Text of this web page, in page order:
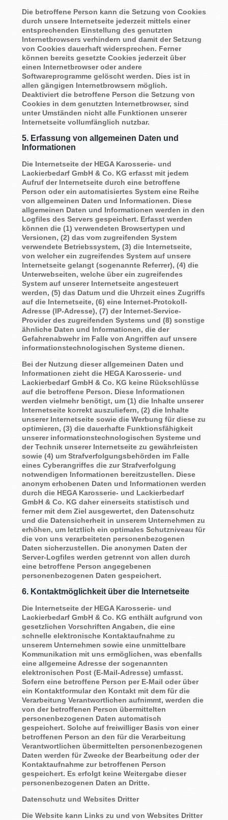
Die betroffene Person kann die Setzung von Cookies
durch unsere Internetseite jederzeit mittels einer
entsprechenden Einstellung des genutzten
Internetbrowsers verhindern und damit der Setzung
von Cookies dauerhaft widersprechen. Ferner
können bereits gesetzte Cookies jederzeit über
einen Internetbrowser oder andere
Softwareprogramme gelöscht werden. Dies ist in
allen gängigen Internetbrowsern möglich.
Deaktiviert die betroffene Person die Setzung von
Cookies in dem genutzten Internetbrowser, sind
unter Umständen nicht alle Funktionen unserer
Internetseite vollumfänglich nutzbar.
5. Erfassung von allgemeinen Daten und
Informationen
Die Internetseite der HEGA Karosserie- und
Lackierbedarf GmbH & Co. KG erfasst mit jedem
Aufruf der Internetseite durch eine betroffene
Person oder ein automatisiertes System eine Reihe
von allgemeinen Daten und Informationen. Diese
allgemeinen Daten und Informationen werden in den
Logfiles des Servers gespeichert. Erfasst werden
können die (1) verwendeten Browsertypen und
Versionen, (2) das vom zugreifenden System
verwendete Betriebssystem, (3) die Internetseite,
von welcher ein zugreifendes System auf unsere
Internetseite gelangt (sogenannte Referrer), (4) die
Unterwebseiten, welche über ein zugreifendes
System auf unserer Internetseite angesteuert
werden, (5) das Datum und die Uhrzeit eines Zugriffs
auf die Internetseite, (6) eine Internet-Protokoll-
Adresse (IP-Adresse), (7) der Internet-Service-
Provider des zugreifenden Systems und (8) sonstige
ähnliche Daten und Informationen, die der
Gefahrenabwehr im Falle von Angriffen auf unsere
informationstechnologischen Systeme dienen.
Bei der Nutzung dieser allgemeinen Daten und
Informationen zieht die HEGA Karosserie- und
Lackierbedarf GmbH & Co. KG keine Rückschlüsse
auf die betroffene Person. Diese Informationen
werden vielmehr benötigt, um (1) die Inhalte unserer
Internetseite korrekt auszuliefern, (2) die Inhalte
unserer Internetseite sowie die Werbung für diese zu
optimieren, (3) die dauerhafte Funktionsfähigkeit
unserer informationstechnologischen Systeme und
der Technik unserer Internetseite zu gewährleisten
sowie (4) um Strafverfolgungsbehörden im Falle
eines Cyberangriffes die zur Strafverfolgung
notwendigen Informationen bereitzustellen. Diese
anonym erhobenen Daten und Informationen werden
durch die HEGA Karosserie- und Lackierbedarf
GmbH & Co. KG daher einerseits statistisch und
ferner mit dem Ziel ausgewertet, den Datenschutz
und die Datensicherheit in unserem Unternehmen zu
erhöhen, um letztlich ein optimales Schutzniveau für
die von uns verarbeiteten personenbezogenen
Daten sicherzustellen. Die anonymen Daten der
Server-Logfiles werden getrennt von allen durch
eine betroffene Person angegebenen
personenbezogenen Daten gespeichert.
6. Kontaktmöglichkeit über die Internetseite
Die Internetseite der HEGA Karosserie- und
Lackierbedarf GmbH & Co. KG enthält aufgrund von
gesetzlichen Vorschriften Angaben, die eine
schnelle elektronische Kontaktaufnahme zu
unserem Unternehmen sowie eine unmittelbare
Kommunikation mit uns ermöglichen, was ebenfalls
eine allgemeine Adresse der sogenannten
elektronischen Post (E-Mail-Adresse) umfasst.
Sofern eine betroffene Person per E-Mail oder über
ein Kontaktformular den Kontakt mit dem für die
Verarbeitung Verantwortlichen aufnimmt, werden die
von der betroffenen Person übermittelten
personenbezogenen Daten automatisch
gespeichert. Solche auf freiwilliger Basis von einer
betroffenen Person an den für die Verarbeitung
Verantwortlichen übermittelten personenbezogenen
Daten werden für Zwecke der Bearbeitung oder der
Kontaktaufnahme zur betroffenen Person
gespeichert. Es erfolgt keine Weitergabe dieser
personenbezogenen Daten an Dritte.
Datenschutz und Websites Dritter
Die Website kann Links zu und von Websites Dritter